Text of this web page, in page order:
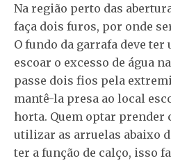
Na região perto das
faça dois furos, por onde
O fundo da garrafa deve
escoar o excesso de água
passe dois fios pela
mantê-la presa ao local
horta. Quem optar prender
utilizar as arruelas abaixo
ter a função de calço, isso